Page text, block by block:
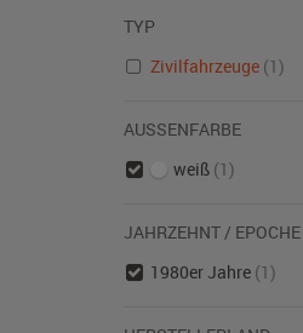
TYP
Zivilfahrzeuge (1)
AUSSENFARBE
weiß (1)
JAHRZEHNT / EPOCHE
1980er Jahre (1)